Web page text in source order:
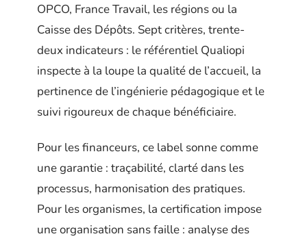
OPCO, France Travail, les régions ou la
Caisse des Dépôts. Sept critères, trente-
deux indicateurs : le référentiel Qualiopi
inspecte à la loupe la qualité de l’accueil, la
pertinence de l’ingénierie pédagogique et le
suivi rigoureux de chaque bénéficiaire.
Pour les financeurs, ce label sonne comme
une garantie : traçabilité, clarté dans les
processus, harmonisation des pratiques.
Pour les organismes, la certification impose
une organisation sans faille : analyse des